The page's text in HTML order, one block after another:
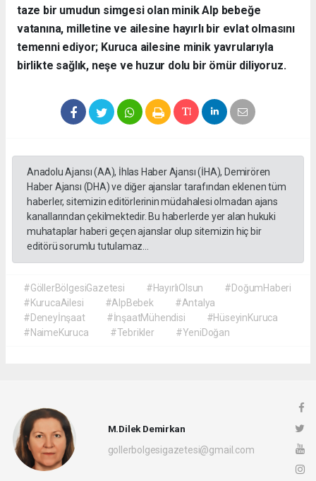
taze bir umudun simgesi olan minik Alp bebeğe
vatanına, milletine ve ailesine hayırlı bir evlat olmasını
temenni ediyor; Kuruca ailesine minik yavrularıyla
birlikte sağlık, neşe ve huzur dolu bir ömür diliyoruz.
Anadolu Ajansı (AA), İhlas Haber Ajansı (İHA), Demirören
Haber Ajansı (DHA) ve diğer ajanslar tarafından eklenen tüm
haberler, sitemizin editörlerinin müdahalesi olmadan ajans
kanallarından çekilmektedir. Bu haberlerde yer alan hukuki
muhataplar haberi geçen ajanslar olup sitemizin hiç bir
editörü sorumlu tutulamaz...
#GöllerBölgesiGazetesi #HayırlıOlsun
#DoğumHaberi
#KurucaAilesi
#AlpBebek
#Antalya
#Deneyİnşaat
#İnşaatMühendisi
#HüseyinKuruca
#NaimeKuruca
#Tebrikler #YeniDoğan
M.Dilek Demirkan
gollerbolgesigazetesi@gmail.com